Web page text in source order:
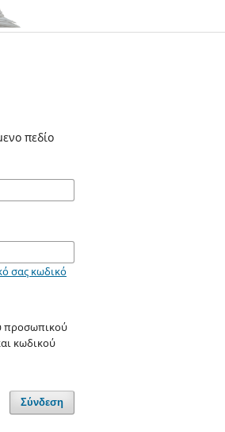
πεδίο
σας κωδικό
προσωπικού
κωδικού
Σύνδεση